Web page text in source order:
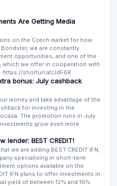
Are Getting Media
on the Czech market for how
we are constantly
opportunities, and one of the
we offer in cooperation with
https://shorturl.at/JdF6R
bonus: July cashback
money and take advantage of the
for investing in the
The promotion runs in July
grow even more
lender: BEST CREDIT!
we are adding BEST CREDIT IFN,
specialising in short-term
options available on the
IFN plans to offer investments in
yield of between 12% and 16%.